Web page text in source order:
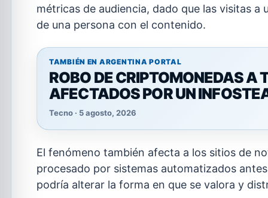
métricas de audiencia, dado que las visitas
de una persona con el contenido.
TAMBIÉN EN ARGENTINA PORTAL
ROBO DE CRIPTOMONEDAS
AFECTADOS POR UN
Tecno · 5 agosto, 2026
El fenómeno también afecta a los sitios de
procesado por sistemas automatizados
podría alterar la forma en que se valora y